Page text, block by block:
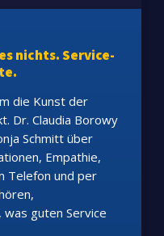
nichts. Service-
die Kunst der
Dr. Claudia Borowy
Schmitt über
Empathie,
Telefon und per
was guten Service